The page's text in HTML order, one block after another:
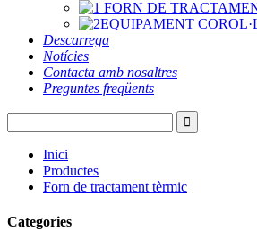
Descarrega
Notícies
Contacta amb nosaltres
Preguntes freqüents
Inici
Productes
Forn de tractament tèrmic
Categories